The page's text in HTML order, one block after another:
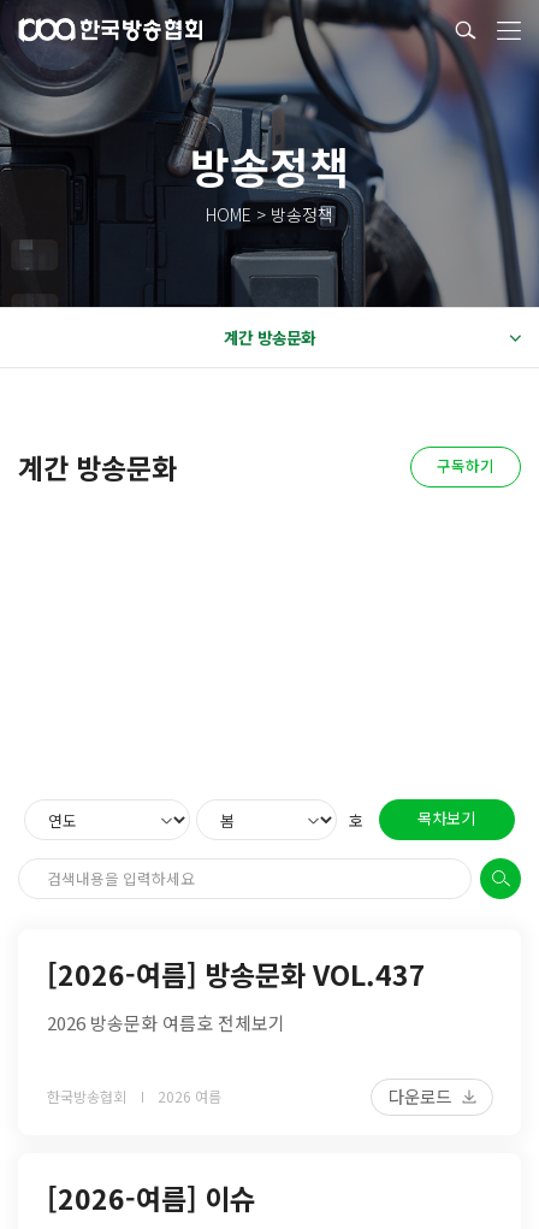
방송정책
HOME > 방송정책
계간 방송문화
계간 방송문화 구독하기
호 목차보기
[2026-여름] 방송문화 VOL.437
2026 방송문화 여름호 전체보기
한국방송협회 2026 여름 다운로드
[2026-여름] 이슈